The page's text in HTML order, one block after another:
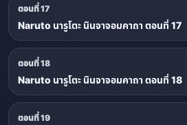
ตอนที่ 17
Naruto นารูโตะ นินจาจอมคาถา ตอนที่ 17
ตอนที่ 18
Naruto นารูโตะ นินจาจอมคาถา ตอนที่ 18
ตอนที่ 19